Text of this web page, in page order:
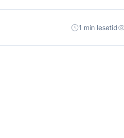
1 min lesetid